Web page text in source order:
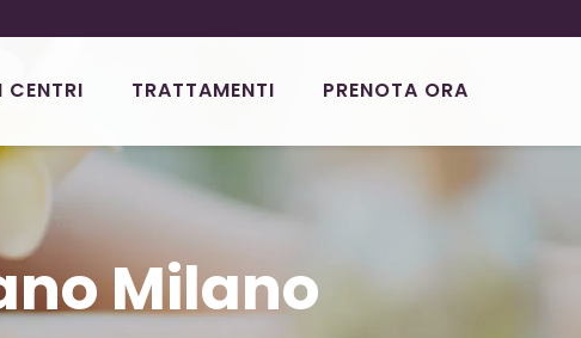
CENTRI TRATTAMENTI PRENOTA ORA
Milano